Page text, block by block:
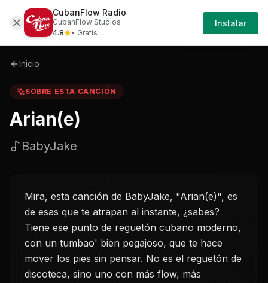
Sobre Ariane-babyjake
Iniciar
Sesión
Inicio
SOBRE ESTA CANCIÓN
Arian(e)
BabyJake
Mira, esta canción de BabyJake, "Arian(e)", es
de esas que te atrapan al instante, ¿sabes?
Tiene ese punto de reguetón cubano moderno,
con un tumbao' bien pegajoso, que te hace
mover los pies sin pensar. No es el reguetón de
discoteca, sino uno con más flow, más
CubanFlow Radio
CubanFlow Studios
4.8
• Gratis
Instalar